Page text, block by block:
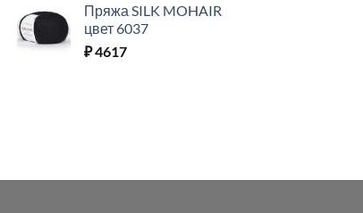
Пряжа SILK MOHAIR
цвет 6037
₽4617